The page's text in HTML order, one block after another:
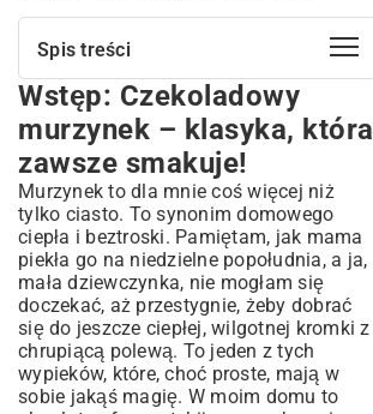
Spis treści
Wstęp: Czekoladowy murzynek –
klasyka, która zawsze smakuje!
Krótka historia i popularność ciasta
murzynek
Co sprawia, że murzynek jest tak
uwielbiany?
Niezbędne składniki na perfekcyjnego
murzynka
Podstawowe produkty – lista zakupów
Tajne dodatki – co wzbogaci smak ciasta?
Przepis na murzynka czekoladowego
krok po kroku
Przygotowanie formy i piekarnika
Wstęp: Czekoladowy
murzynek – klasyka, która
zawsze smakuje!
Murzynek to dla mnie coś więcej niż
tylko ciasto. To synonim domowego
ciepła i beztroski. Pamiętam, jak mama
piekła go na niedzielne popołudnia, a ja,
mała dziewczynka, nie mogłam się
doczekać, aż przestygnie, żeby dobrać
się do jeszcze ciepłej, wilgotnej kromki z
chrupiącą polewą. To jeden z tych
wypieków, które, choć proste, mają w
sobie jakąś magię. W moim domu to